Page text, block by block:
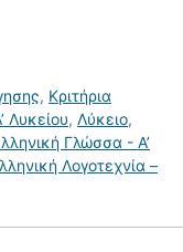
, Κριτήρια
Λυκείου, Λύκειο,
Γλώσσα - Α’
Λογοτεχνία –